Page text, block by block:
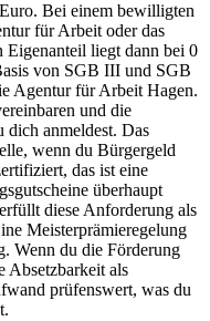
Bei einem bewilligten
für Arbeit oder das
Eigenanteil liegt dann bei 0
von SGB III und SGB
Agentur für Arbeit Hagen.
und die
dich anmeldest. Das
wenn du Bürgergeld
das ist eine
überhaupt
diese Anforderung als
Meisterprämieregelung
Wenn du die Förderung
Absetzbarkeit als
prüfenswert, was du